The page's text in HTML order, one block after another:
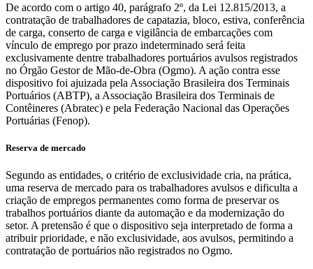
De acordo com o artigo 40, parágrafo 2º, da Lei 12.815/2013, a
contratação de trabalhadores de capatazia, bloco, estiva, conferência
de carga, conserto de carga e vigilância de embarcações com
vínculo de emprego por prazo indeterminado será feita
exclusivamente dentre trabalhadores portuários avulsos registrados
no Órgão Gestor de Mão-de-Obra (Ogmo). A ação contra esse
dispositivo foi ajuizada pela Associação Brasileira dos Terminais
Portuários (ABTP), a Associação Brasileira dos Terminais de
Contêineres (Abratec) e pela Federação Nacional das Operações
Portuárias (Fenop).
Reserva de mercado
Segundo as entidades, o critério de exclusividade cria, na prática,
uma reserva de mercado para os trabalhadores avulsos e dificulta a
criação de empregos permanentes como forma de preservar os
trabalhos portuários diante da automação e da modernização do
setor. A pretensão é que o dispositivo seja interpretado de forma a
atribuir prioridade, e não exclusividade, aos avulsos, permitindo a
contratação de portuários não registrados no Ogmo.